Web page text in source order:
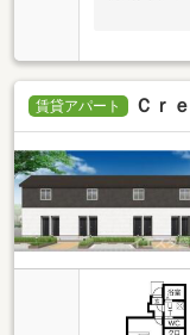
賃貸アパート Ｃｒ